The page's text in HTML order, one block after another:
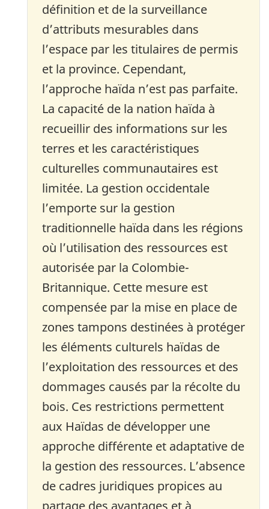
définition et de la surveillance
d’attributs mesurables dans
l’espace par les titulaires de permis
et la province. Cependant,
l’approche haïda n’est pas parfaite.
La capacité de la nation haïda à
recueillir des informations sur les
terres et les caractéristiques
culturelles communautaires est
limitée. La gestion occidentale
l’emporte sur la gestion
traditionnelle haïda dans les régions
où l’utilisation des ressources est
autorisée par la Colombie-
Britannique. Cette mesure est
compensée par la mise en place de
zones tampons destinées à protéger
les éléments culturels haïdas de
l’exploitation des ressources et des
dommages causés par la récolte du
bois. Ces restrictions permettent
aux Haïdas de développer une
approche différente et adaptative de
la gestion des ressources. L’absence
de cadres juridiques propices au
partage des avantages et à